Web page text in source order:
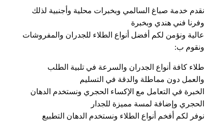
نقدم خدمة صباغ السالمي وبخبرات محلية وأجنبية لذلك
وفرنا فني هندي وبخبرة
عالية ونؤمن لكم أفضل أنواع الطلاء للجدران والمفروشات
ونقوم ب:
طلاء كافة أنواع الجدران والسرعة في تلبية الطلب
والعمل دون مماطلة والدقة في التسليم
الخبرة في التعامل مع الإكساء الحجري ونستخدم الدهان
الحجري وإضافة لمسة مميزة للجدار
نوفر لكم أفخم أنواع الطلاء ونستخدم الدهان التطبيع